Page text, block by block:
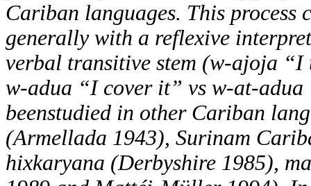
Cariban languages. This
generally with a reflexive
verbal transitive stem (w-ajoja
w-adua “I cover it” vs w-at-adua
beenstudied in other Cariban
(Armellada 1943), Surinam
hixkaryana (Derbyshire 1985),